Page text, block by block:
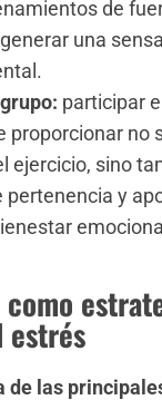
de
una
participar
proporcionar no
ejercicio, sino
pertenencia y
de las